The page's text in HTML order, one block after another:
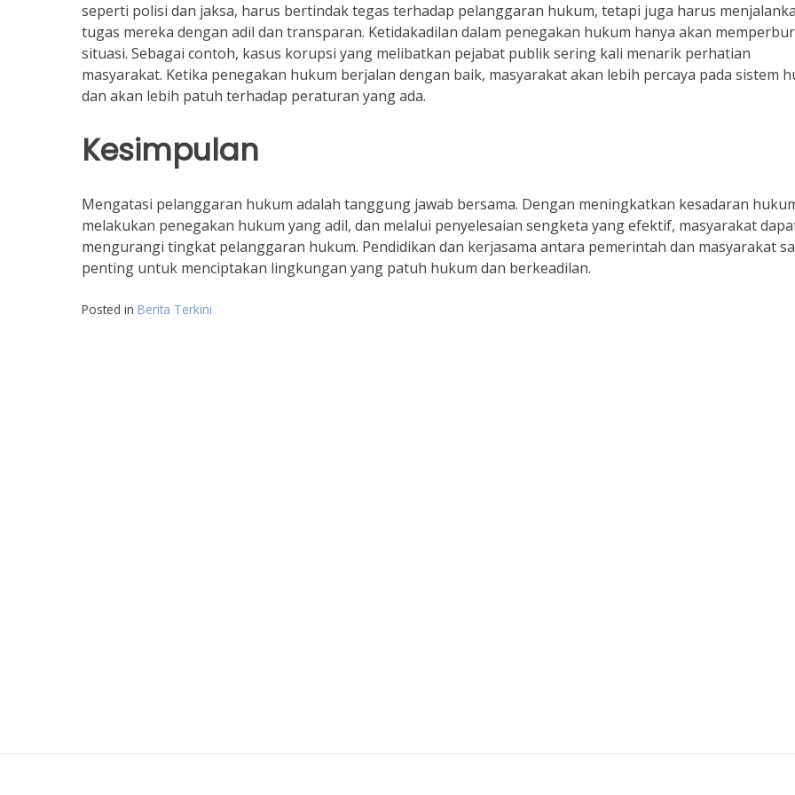
seperti polisi dan jaksa, harus bertindak tegas terhadap pelanggaran hukum, tetapi juga harus
tugas mereka dengan adil dan transparan. Ketidakadilan dalam penegakan hukum hanya akan
situasi. Sebagai contoh, kasus korupsi yang melibatkan pejabat publik sering kali menarik perhatian
masyarakat. Ketika penegakan hukum berjalan dengan baik, masyarakat akan lebih percaya pada sistem
dan akan lebih patuh terhadap peraturan yang ada.
Kesimpulan
Mengatasi pelanggaran hukum adalah tanggung jawab bersama. Dengan meningkatkan kesadaran
melakukan penegakan hukum yang adil, dan melalui penyelesaian sengketa yang efektif, masyarakat
mengurangi tingkat pelanggaran hukum. Pendidikan dan kerjasama antara pemerintah dan masyarakat
penting untuk menciptakan lingkungan yang patuh hukum dan berkeadilan.
Posted in Berita Terkini